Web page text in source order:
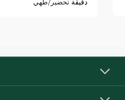
دقيقة تحضير/طهي